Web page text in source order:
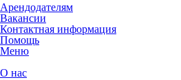
Арендодателям
Вакансии
Контактная информация
Помощь
Меню
О нас